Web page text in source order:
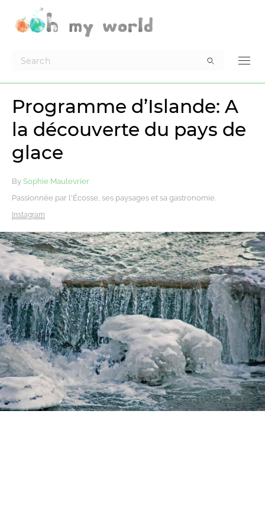
Programme d’Islande: A
la découverte du pays de
glace
By Sophie Maulevrier
Passionnée par l'Écosse, ses paysages et sa gastronomie.
Instagram